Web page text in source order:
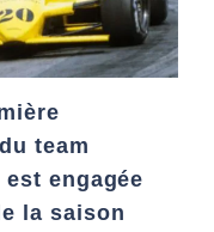
team
engagée
la saison